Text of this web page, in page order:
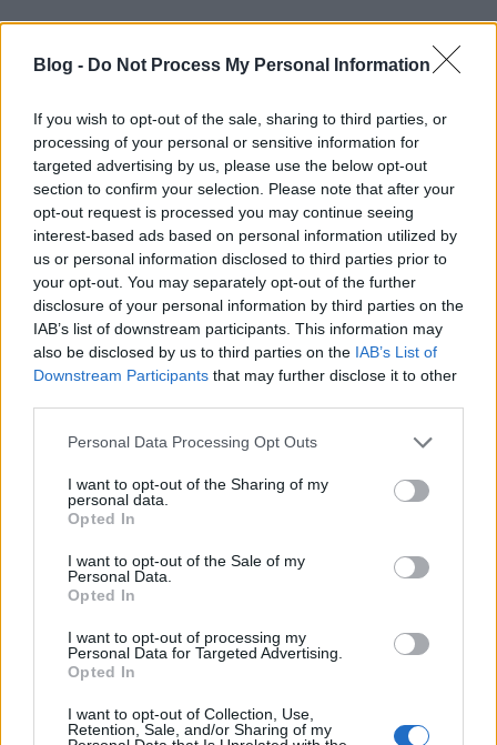
Blog - Do Not Process My Personal Information
If you wish to opt-out of the sale, sharing to third parties, or
processing of your personal or sensitive information for
targeted advertising by us, please use the below opt-out
section to confirm your selection. Please note that after your
opt-out request is processed you may continue seeing
interest-based ads based on personal information utilized by
us or personal information disclosed to third parties prior to
your opt-out. You may separately opt-out of the further
disclosure of your personal information by third parties on the
IAB’s list of downstream participants. This information may
also be disclosed by us to third parties on the IAB’s List of
Downstream Participants that may further disclose it to other
Please note that this website/app uses one or more Google
not limited to your visit or usage behaviour. You may click to
grant or deny consent to Google and its third-party tags to
use your data for below specified purposes in below Google
consent section.
Personal Data Processing Opt Outs
I want to opt-out of the Sharing of my
personal data.
Opted In
I want to opt-out of the Sale of my
Personal Data.
Opted In
I want to opt-out of processing my
Personal Data for Targeted Advertising.
Opted In
I want to opt-out of Collection, Use,
Retention, Sale, and/or Sharing of my
Ha ti levesesek vagytok, akkor, ha akarlak sem
úgyhogy akkortálcán(nyuszi)tálban nyújtom neked
a megoldást.Fogj egy nagyobb zsemlét vagy
kisebb bucit(keresztapáknak akár egy 2 kilós
kenyeret :P),vágd le a tetejét és az alját szárítsd
, pirítsd meg (ebbe kerül majd a leves).A nyuszi
fejeegy külön, egész zsemle lesz (vagy egy kisebb
pékáru-golyó - áááá, nem tudom, mi a neve), amit
tojásfehérjével vagy egy kis vajjal könnyedén a
nyuszi testéhez "ragaszthatsz".A füléta levágott
bucitésztából tudod kivágni és a zsömléhez
illeszteni, szemet és orrot pedig az otthon épp kéznél
levő dolgokból (egész feketebors, csokipasztilla,
cukorka, minitojás, olívabogyó, stb.) tudsz rárakni.
Konyhai spórolási tippekért kattints ide!